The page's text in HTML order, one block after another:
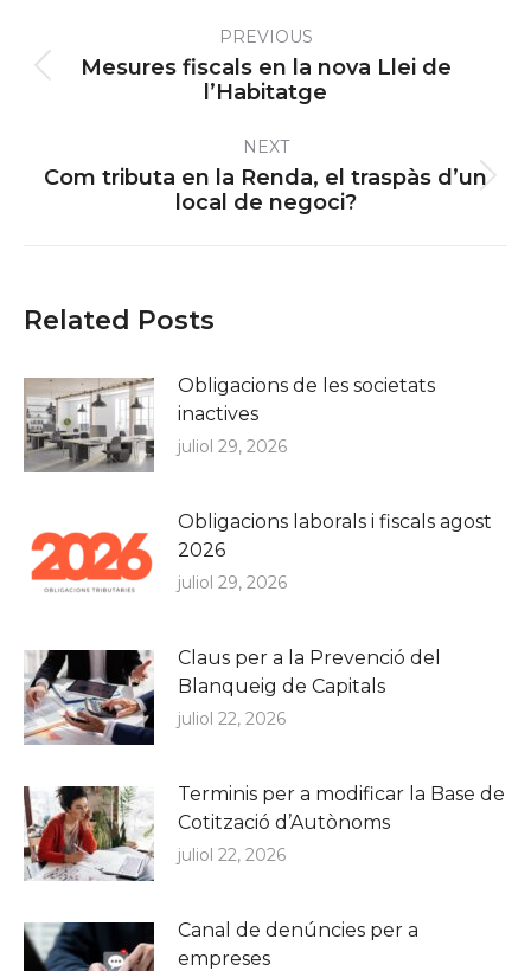
navigationPREVIOUS
Previous
post:
Mesures fiscals en la nova Llei de
l’Habitatge
NEXT
Next
post:
Com tributa en la Renda, el traspàs d’un
local de negoci?
Related Posts
Obligacions de les societats
inactives
juliol 29, 2026
Obligacions laborals i fiscals agost
2026
juliol 29, 2026
Claus per a la Prevenció del
Blanqueig de Capitals
juliol 22, 2026
Terminis per a modificar la Base de
Cotització d’Autònoms
juliol 22, 2026
Canal de denúncies per a
empreses